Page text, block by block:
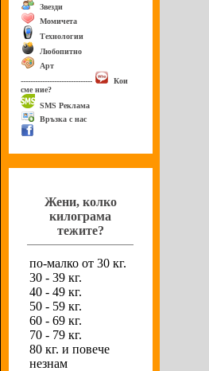
Звезди
Момичета
Технологии
Любопитно
Арт
------------------------------
Кои
сме ние?
SMS Реклама
Връзка с нас
Жени, колко
килограма
тежите?
по-малко от 30 кг.
30 - 39 кг.
40 - 49 кг.
50 - 59 кг.
60 - 69 кг.
70 - 79 кг.
80 кг. и повече
незнам